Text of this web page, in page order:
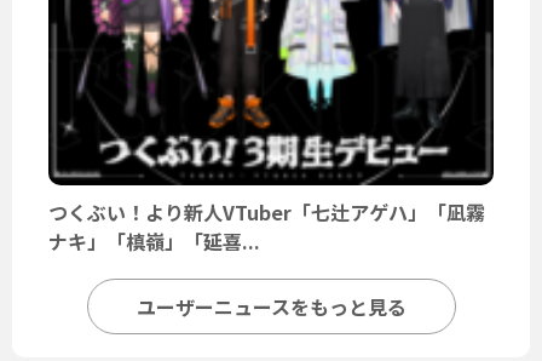
つくぶい！より新人VTuber「七辻アゲハ」「凪霧
ナキ」「槙嶺」「延喜...
ユーザーニュースをもっと見る